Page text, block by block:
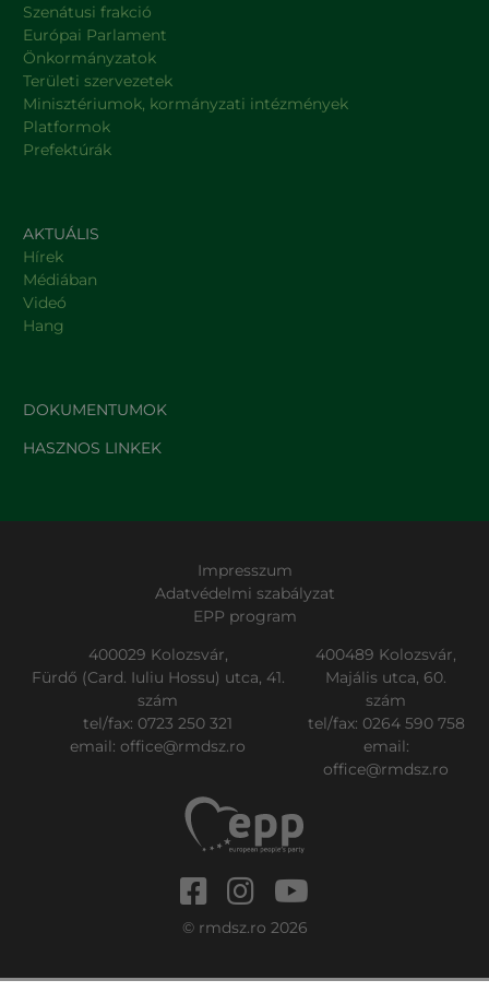
Szenátusi frakció
Európai Parlament
Önkormányzatok
Területi szervezetek
Minisztériumok, kormányzati intézmények
Platformok
Prefektúrák
AKTUÁLIS
Hírek
Médiában
Videó
Hang
DOKUMENTUMOK
HASZNOS LINKEK
Impresszum
Adatvédelmi szabályzat
EPP program
400029 Kolozsvár,
Fürdő (Card. Iuliu Hossu) utca, 41.
szám
tel/fax: 0723 250 321
email:office@rmdsz.ro
400489 Kolozsvár,
Majális utca, 60.
szám
tel/fax: 0264 590 758
email:
office@rmdsz.ro
© rmdsz.ro 2026